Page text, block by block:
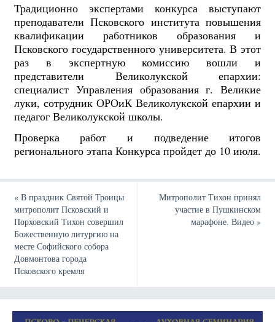
Традиционно экспертами конкурса выступают
преподаватели Псковского института повышения
квалификации работников образования и
Псковского государственного университета. В этот
раз в экспертную комиссию вошли и
представители Великолукской епархии:
специалист Управления образования г. Великие
луки, сотрудник ОРОиК Великолукской епархии и
педагог Великолукской школы.
Проверка работ и подведение итогов
регионального этапа Конкурса пройдет до 10 июля.
«В праздник Святой Троицы
митрополит Псковский и
Порховский Тихон совершил
Божественную литургию на
месте Софийского собора
Довмонтова города
Псковского кремля
Митрополит Тихон принял
участие в Пушкинском
марафоне. Видео»